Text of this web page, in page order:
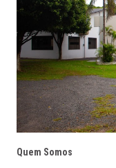
Quem Somos